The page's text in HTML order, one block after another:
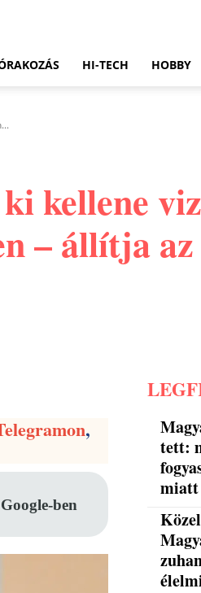
HI-TECH HOBBY
kellene
– állítja
,
ben
tett:
miatt